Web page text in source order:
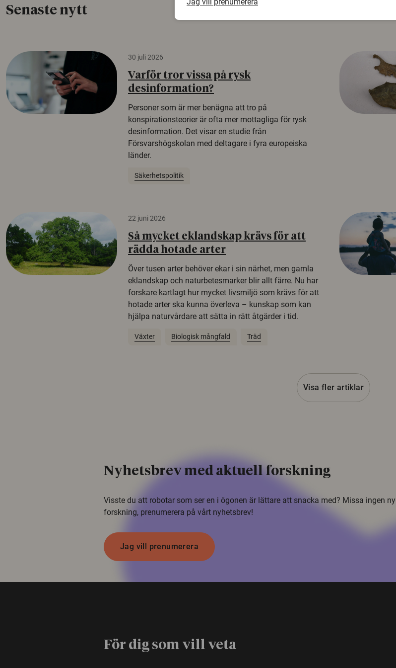
Senaste nytt
30 juli 2026
Varför tror vissa på rysk
desinformation?
Personer som är mer benägna att tro på
konspirationsteorier är ofta mer mottagliga för rysk
desinformation. Det visar en studie från
Försvarshögskolan med deltagare i fyra europeiska
länder.
Säkerhetspolitik
22 juni 2026
Så mycket eklandskap krävs för att
rädda hotade arter
Över tusen arter behöver ekar i sin närhet, men gamla
eklandskap och naturbetesmarker blir allt färre. Nu har
forskare kartlagt hur mycket livsmiljö som krävs för att
hotade arter ska kunna överleva – kunskap som kan
hjälpa naturvårdare att sätta in rätt åtgärder i tid.
Växter Biologisk mångfald Träd
Visa fler artiklar
Nyhetsbrev med aktuell forskning
Visste du att robotar som ser en i ögonen är lättare att snacka med? Missa ingen ny
forskning, prenumerera på vårt nyhetsbrev!
Jag vill prenumerera
För dig som vill veta